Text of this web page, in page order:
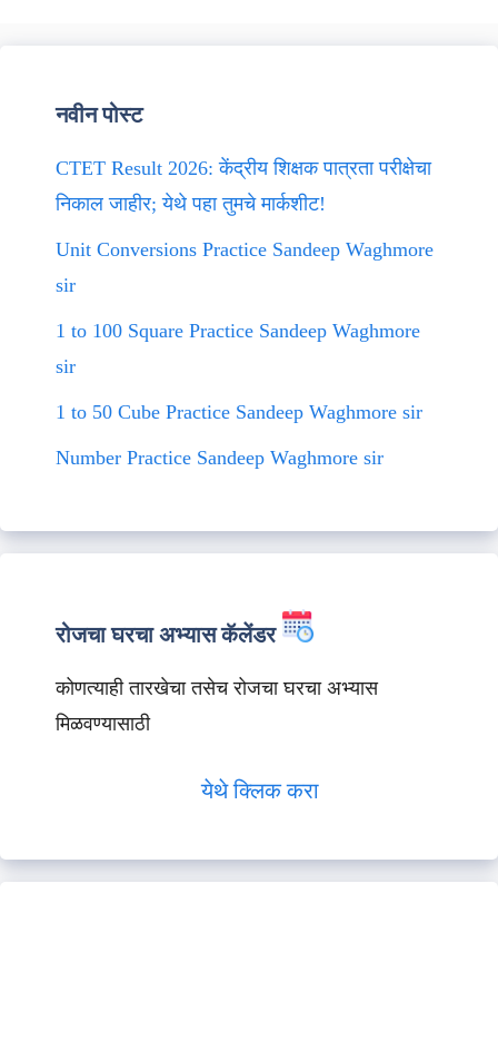
नवीन पोस्ट
CTET Result 2026: केंद्रीय शिक्षक पात्रता परीक्षेचा
निकाल जाहीर; येथे पहा तुमचे मार्कशीट!
Unit Conversions Practice Sandeep Waghmore
sir
1 to 100 Square Practice Sandeep Waghmore
sir
1 to 50 Cube Practice Sandeep Waghmore sir
Number Practice Sandeep Waghmore sir
रोजचा घरचा अभ्यास कॅलेंडर
कोणत्याही तारखेचा तसेच रोजचा घरचा अभ्यास
मिळवण्यासाठी
येथे क्लिक करा